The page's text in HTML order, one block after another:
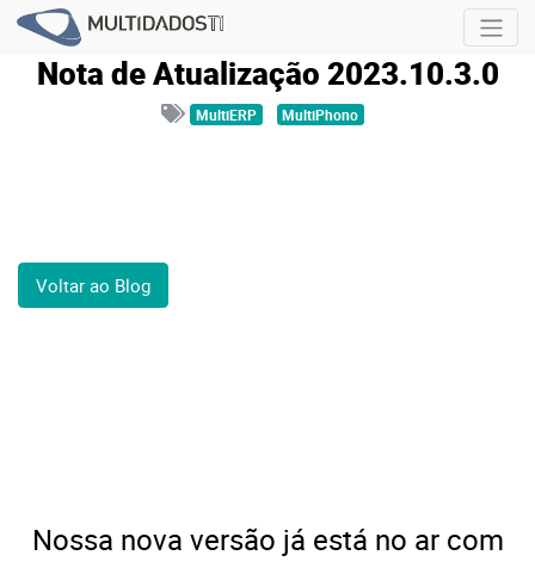
Nota de Atualização 2023.10.3.0
MultiERP MultiPhono
Voltar ao Blog
Nossa nova versão já está no ar com